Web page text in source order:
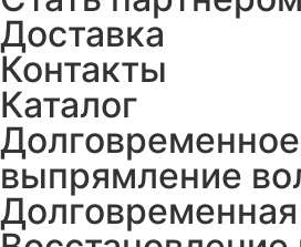
Доставка
Контакты
Каталог
Долговременное
выпрямление
Долговременная